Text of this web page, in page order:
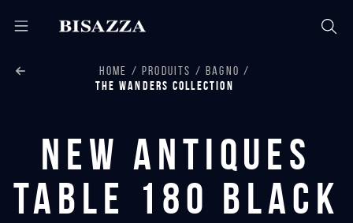
HOME PRODUITS
BAGNO
THE WANDERS COLLECTION
New Antiques
Table 180 Black